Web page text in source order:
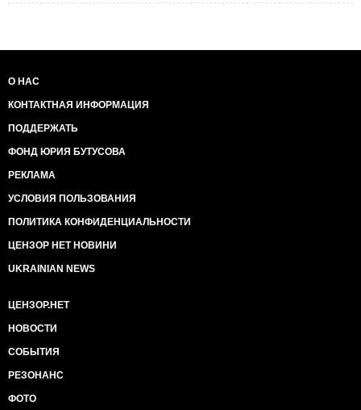
О НАС
КОНТАКТНАЯ ИНФОРМАЦИЯ
ПОДДЕРЖАТЬ
ФОНД ЮРИЯ БУТУСОВА
РЕКЛАМА
УСЛОВИЯ ПОЛЬЗОВАНИЯ
ПОЛИТИКА КОНФИДЕНЦИАЛЬНОСТИ
ЦЕНЗОР НЕТ НОВИНИ
UKRAINIAN NEWS
ЦЕНЗОР.НЕТ
НОВОСТИ
СОБЫТИЯ
РЕЗОНАНС
ФОТО